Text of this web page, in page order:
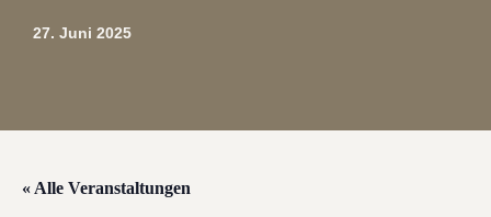
27. Juni 2025
« Alle Veranstaltungen